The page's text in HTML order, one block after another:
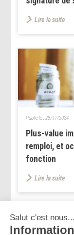
Lire la suite
Plus-value
remploi, et
fonction
Publié le : 28/11/2024
Lire la suite
<< < ...